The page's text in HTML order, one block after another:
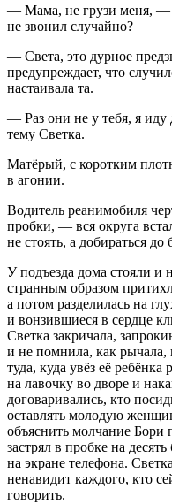
— Мама, не грузи меня, —
не звонил случайно?
— Света, это дурное
предупреждает, что
настаивала та.
— Раз они не у тебя, я иду
тему Светка.
Матёрый, с коротким
в агонии.
Водитель реанимобиля
пробки, — вся округа
не стоять, а добираться
У подъезда дома стояли и
странным образом
а потом разделилась на
и вонзившиеся в сердце
Светка закричала,
и не помнила, как рычала,
туда, куда увёз её
на лавочку во дворе и
договаривались, кто
оставлять молодую
объяснить молчание Бори
застрял в пробке на
на экране телефона.
ненавидит каждого, кто
говорить.